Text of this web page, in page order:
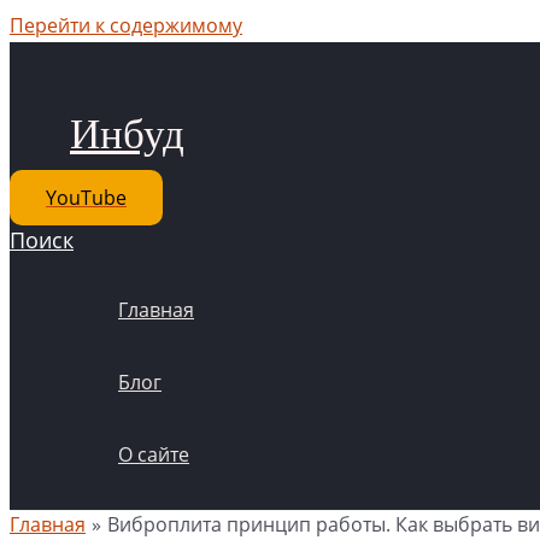
Перейти к содержимому
Инбуд
YouTube
Поиск
Главная
Блог
О сайте
Главная Виброплита принцип работы. Как выбрать